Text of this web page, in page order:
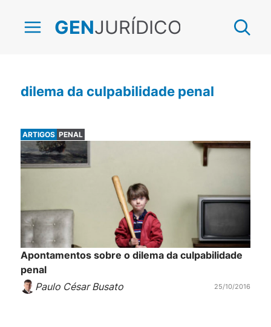
GENJURÍDICO
dilema da culpabilidade penal
ARTIGOS PENAL
Apontamentos sobre o dilema da culpabilidade
penal
Paulo César Busato
25/10/2016